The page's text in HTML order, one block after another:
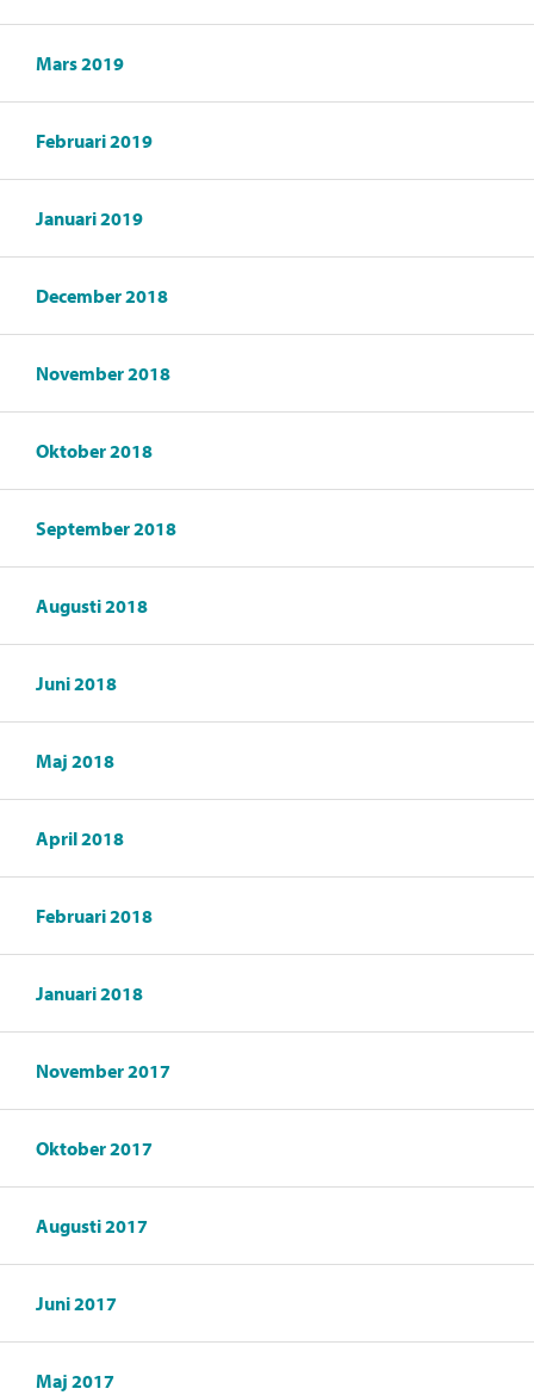
Mars 2019
Februari 2019
Januari 2019
December 2018
November 2018
Oktober 2018
September 2018
Augusti 2018
Juni 2018
Maj 2018
April 2018
Februari 2018
Januari 2018
November 2017
Oktober 2017
Augusti 2017
Juni 2017
Maj 2017